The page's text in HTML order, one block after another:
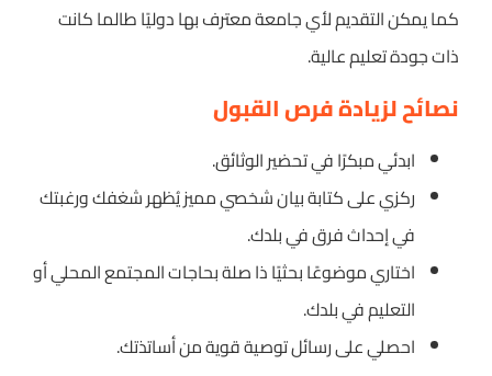
كما يمكن التقديم لأي جامعة معترف بها دوليًا طالما كانت
ذات جودة تعليم عالية.
نصائح لزيادة فرص القبول
ابدئي مبكرًا في تحضير الوثائق.
ركزي على كتابة بيان شخصي مميز يُظهر شغفك ورغبتك
في إحداث فرق في بلدك.
اختاري موضوعًا بحثيًا ذا صلة بحاجات المجتمع المحلي أو
التعليم في بلدك.
احصلي على رسائل توصية قوية من أساتذتك.